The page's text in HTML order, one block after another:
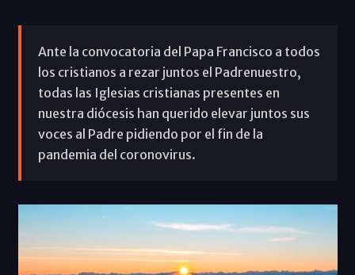
Ante la convocatoria del Papa Francisco a todos
los cristianos a rezar juntos el Padrenuestro,
todas las Iglesias cristianas presentes en
nuestra diócesis han querido elevar juntos sus
voces al Padre pidiendo por el fin de la
pandemia del coronovirus.